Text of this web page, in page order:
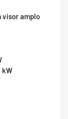
visor amplo
kW